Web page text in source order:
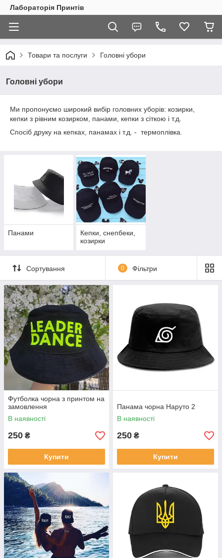
Лабораторія Принтів
Товари та послуги Головні убори
Головні убори
Ми пропонуємо широкий вибір головних уборів: козирки,
кепки з рівним козирком, панами, кепки з сіткою і т.д.
Спосіб друку на кепках, панамах і т.д. - термоплівка.
Панами
Кепки, снепбеки,
козирки
Сортування 0 Фільтри
Футболка чорна з принтом на
замовлення
В наявності
250 ₴
Купити
Панама чорна Наруто 2
В наявності
250 ₴
Купити